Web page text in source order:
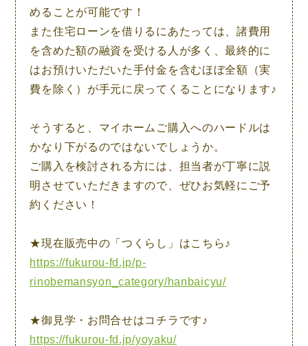
めることが可能です！
また住宅ローンを借りるにあたっては、諸費用
を含めた額の融資を受ける人が多く、最終的に
はお預けいただいた手付金を含むほぼ全額（実
費を除く）が手元に戻ってくることになります♪
そうすると、マイホームご購入へのハードルは
かなり下がるのではないでしょうか。
ご購入を検討される方には、担当者が丁寧に説
明させていただきますので、ぜひお気軽にご予
約ください！
★現在販売中の「つくらし」はこちら♪
https://fukurou-fd.jp/p-
rinobemansyon_category/hanbaicyu/
★御見学・お問合せはコチラです♪
https://fukurou-fd.jp/yoyaku/